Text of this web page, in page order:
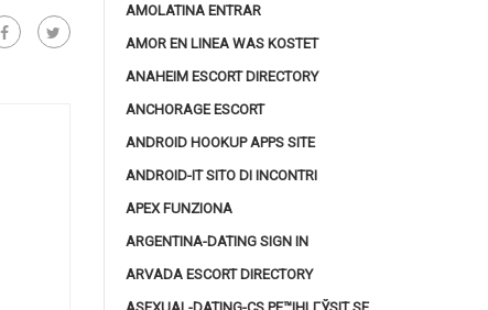
AMOLATINA ENTRAR
AMOR EN LINEA WAS KOSTET
ANAHEIM ESCORT DIRECTORY
ANCHORAGE ESCORT
ANDROID HOOKUP APPS SITE
ANDROID-IT SITO DI INCONTRI
APEX FUNZIONA
ARGENTINA-DATING SIGN IN
ARVADA ESCORT DIRECTORY
ASEXUAL-DATING-CS PЕ™IHLГЎSIT SE